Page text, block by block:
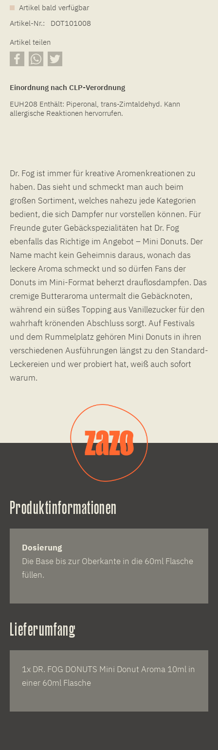
Artikel bald verfügbar
Artikel-Nr.:
DOT101008
Artikel teilen
Einordnung nach CLP-Verordnung
EUH208 Enthält: Piperonal, trans-Zimtaldehyd. Kann
allergische Reaktionen hervorrufen.
Dr. Fog ist immer für kreative Aromenkreationen zu
haben. Das sieht und schmeckt man auch beim
großen Sortiment, welches nahezu jede Kategorien
bedient, die sich Dampfer nur vorstellen können. Für
Freunde guter Gebäckspezialitäten hat Dr. Fog
ebenfalls das Richtige im Angebot – Mini Donuts. Der
Name macht kein Geheimnis daraus, wonach das
leckere Aroma schmeckt und so dürfen Fans der
Donuts im Mini-Format beherzt drauflosdampfen. Das
cremige Butteraroma untermalt die Gebäcknoten,
während ein süßes Topping aus Vanillezucker für den
wahrhaft krönenden Abschluss sorgt. Auf Festivals
und dem Rummelplatz gehören Mini Donuts in ihren
verschiedenen Ausführungen längst zu den Standard-
Leckereien und wer probiert hat, weiß auch sofort
warum.
Produktinformationen
Dosierung
Die Base bis zur Oberkante in die 60ml Flasche
füllen.
Lieferumfang
1x DR. FOG DONUTS Mini Donut Aroma 10ml in
einer 60ml Flasche